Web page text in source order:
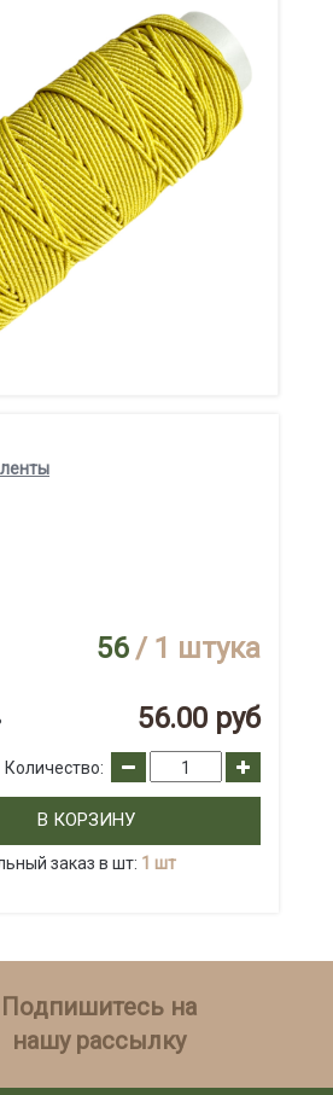
56/ 1 штука
56.00 руб
Количество:
В КОРЗИНУ
заказ в шт: 1 шт
Подпишитесь на
нашу рассылку